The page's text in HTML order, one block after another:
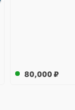
80,000 ₽